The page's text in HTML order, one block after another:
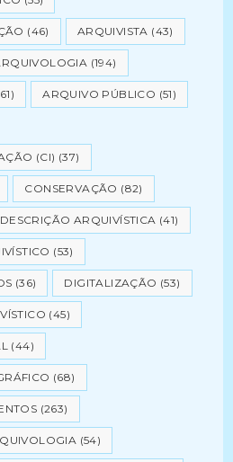
(46) ARQUIVISTA (43)
(194)
ARQUIVO PÚBLICO (51)
(CI) (37)
CONSERVAÇÃO (82)
DESCRIÇÃO ARQUIVÍSTICA (41)
(53)
(36) DIGITALIZAÇÃO (53)
(45)
(44)
(68)
(263)
(54)